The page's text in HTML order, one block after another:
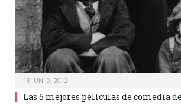
18 JUNIO, 2012
Las 5 mejores películas de comedia